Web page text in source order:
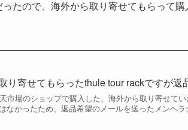
たので、海外から取り寄せてもらって
り寄せてもらったthule tour rackですが返
市場のショップで購入した、海外から取り寄せて
なかったため、返品希望のメールを送ったメンヘ